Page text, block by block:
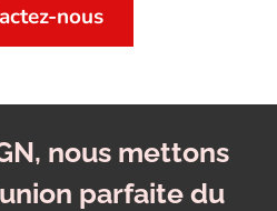
nous
nous mettons
parfaite du